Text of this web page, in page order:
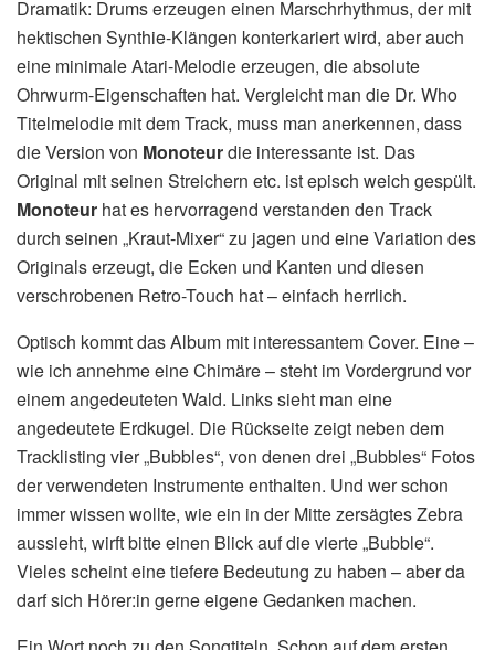
Dramatik: Drums erzeugen einen Marschrhythmus, der mit
hektischen Synthie-Klängen konterkariert wird, aber auch
eine minimale Atari-Melodie erzeugen, die absolute
Ohrwurm-Eigenschaften hat. Vergleicht man die Dr. Who
Titelmelodie mit dem Track, muss man anerkennen, dass
die Version von Monoteurdie interessante ist. Das
Original mit seinen Streichern etc. ist episch weich gespült.
Monoteur hat es hervorragend verstanden den Track
durch seinen „Kraut-Mixer“ zu jagen und eine Variation des
Originals erzeugt, die Ecken und Kanten und diesen
verschrobenen Retro-Touch hat – einfach herrlich.
Optisch kommt das Album mit interessantem Cover. Eine –
wie ich annehme eine Chimäre – steht im Vordergrund vor
einem angedeuteten Wald. Links sieht man eine
angedeutete Erdkugel. Die Rückseite zeigt neben dem
Tracklisting vier „Bubbles“, von denen drei „Bubbles“ Fotos
der verwendeten Instrumente enthalten. Und wer schon
immer wissen wollte, wie ein in der Mitte zersägtes Zebra
aussieht, wirft bitte einen Blick auf die vierte „Bubble“.
Vieles scheint eine tiefere Bedeutung zu haben – aber da
darf sich Hörer:in gerne eigene Gedanken machen.